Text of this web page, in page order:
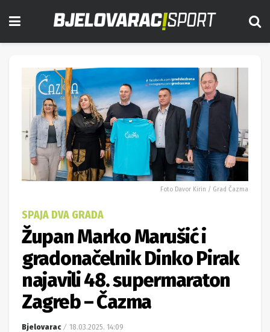
Foto Davor Kirin / Grad Čazma
SPAJA DVA GRADA
Župan Marko Marušić i
gradonačelnik Dinko Pirak
najavili 48. supermaraton
Zagreb – Čazma
Bjelovarac 18.03.2025. 14:09